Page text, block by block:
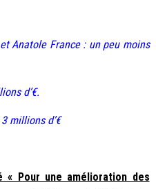
Anatole France : un peu moins
d’€.
millions d’€
Pour une amélioration des